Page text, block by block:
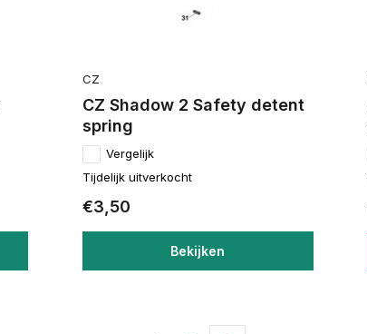
CZ
CZ Shadow 2 Safety detent
spring
Vergelijk
Tijdelijk uitverkocht
€3,50
Bekijken